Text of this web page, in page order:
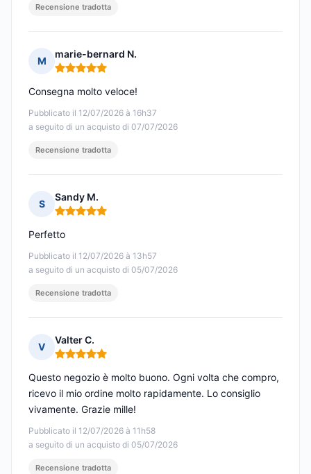
Recensione tradotta
M
marie-bernard N.
Nota: 5 su 5
Pubblicato il 12/07/2026 à 16h37
a seguito di un acquisto di 07/07/2026
Consegna molto veloce!
Recensione tradotta
S
Sandy M.
Nota: 5 su 5
Pubblicato il 12/07/2026 à 13h57
a seguito di un acquisto di 05/07/2026
Perfetto
Recensione tradotta
V
Valter C.
Nota: 5 su 5
Pubblicato il 12/07/2026 à 11h58
a seguito di un acquisto di 05/07/2026
Questo negozio è molto buono. Ogni volta che compro,
ricevo il mio ordine molto rapidamente. Lo consiglio
vivamente. Grazie mille!
Recensione tradotta